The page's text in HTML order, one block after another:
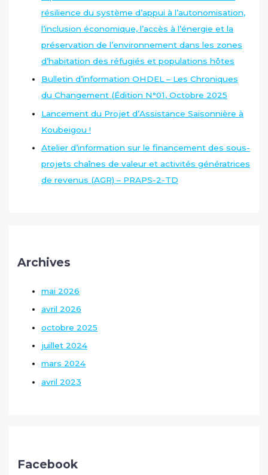
résilience du système d’appui à l’autonomisation,
l’inclusion économique, l’accès à l’énergie et la
préservation de l’environnement dans les zones
d’habitation des réfugiés et populations hôtes
Bulletin d’information OHDEL – Les Chroniques
du Changement (Édition N°01, Octobre 2025
Lancement du Projet d’Assistance Saisonnière à
Koubeigou !
Atelier d’information sur le financement des sous-
projets chaînes de valeur et activités génératrices
de revenus (AGR) – PRAPS-2-TD
Archives
mai 2026
avril 2026
octobre 2025
juillet 2024
mars 2024
avril 2023
Facebook